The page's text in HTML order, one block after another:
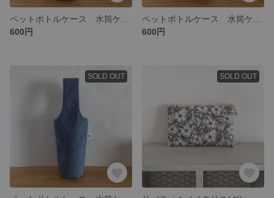
600円
600円
SOLD OUT SOLD OUT